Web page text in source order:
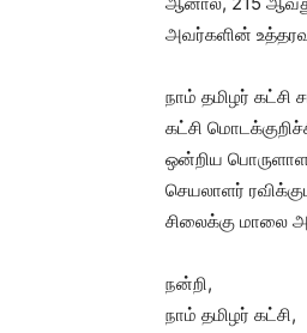
அவர்களின்
நாம் தமிழர் கட்சி
கட்சி
ஒன்றிய
செயலாளர்
சிலைக்கு மாலை
நன்றி,
நாம் தமிழர் கட்சி,